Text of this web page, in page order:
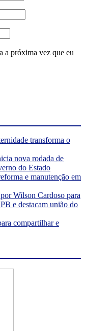
a próxima vez que eu
transforma o
nova rodada de
do Estado
e manutenção em
Wilson Cardoso para
e destacam união do
compartilhar e